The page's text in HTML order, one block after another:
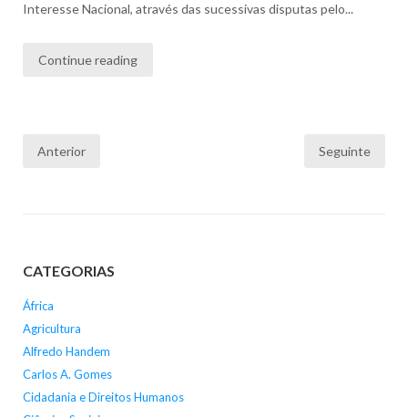
Interesse Nacional, através das sucessivas disputas pelo...
Continue reading
Paginação
Anterior Seguinte
CATEGORIAS
África
Agricultura
Alfredo Handem
Carlos A. Gomes
Cidadania e Direitos Humanos